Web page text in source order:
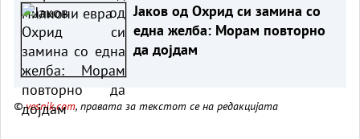
Јаков од Охрид си замина со
една желба: Морам повторно
да дојдам
©vesnik.com, правата за текстот се на редакцијата